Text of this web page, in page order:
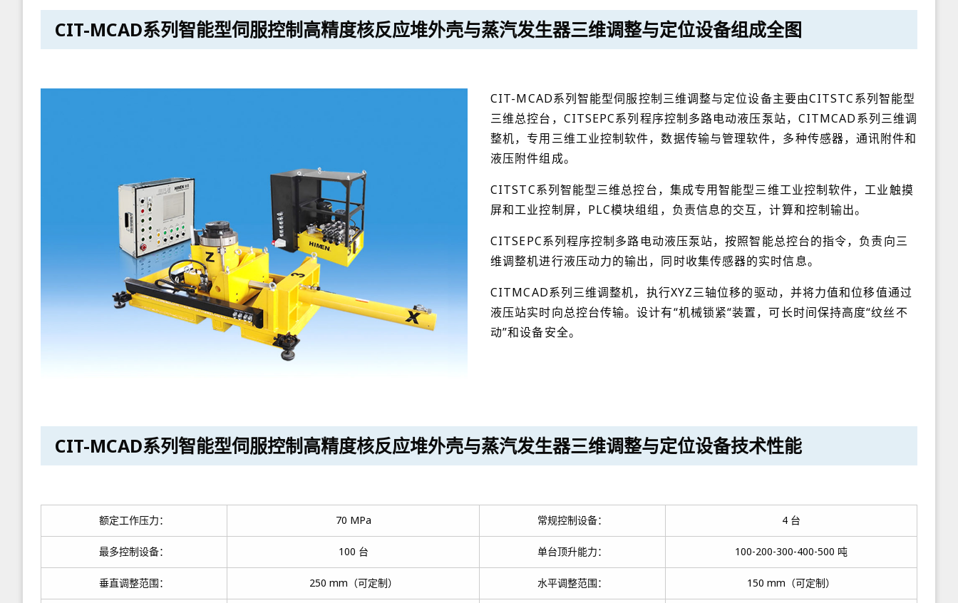
CIT-MCAD系列智能型伺服控制高精度核反应堆外壳与蒸汽发生器三维调整与定位设备组成全图
CIT-MCAD系列智能型伺服控制三维调整与定位设备主要由CITSTC系列智能型
三维总控台，CITSEPC系列程序控制多路电动液压泵站，CITMCAD系列三维调
整机，专用三维工业控制软件，数据传输与管理软件，多种传感器，通讯附件和
液压附件组成。
CITSTC系列智能型三维总控台，集成专用智能型三维工业控制软件，工业触摸
屏和工业控制屏，PLC模块组组，负责信息的交互，计算和控制输出。
CITSEPC系列程序控制多路电动液压泵站，按照智能总控台的指令，负责向三
维调整机进行液压动力的输出，同时收集传感器的实时信息。
CITMCAD系列三维调整机，执行XYZ三轴位移的驱动，并将力值和位移值通过
液压站实时向总控台传输。设计有“机械锁紧“装置，可长时间保持高度“纹丝不
动”和设备安全。
CIT-MCAD系列智能型伺服控制高精度核反应堆外壳与蒸汽发生器三维调整与定位设备技术性能
额定工作压力： 70 MPa 常规控制设备： 4 台
最多控制设备： 100 台 单台顶升能力： 100-200-300-400-500 吨
垂直调整范围： 250 mm（可定制） 水平调整范围： 150 mm（可定制）